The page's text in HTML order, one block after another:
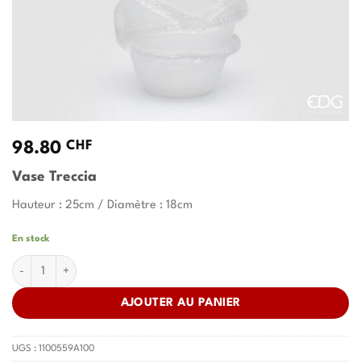
98.80 CHF
Vase Treccia
Hauteur : 25cm / Diamètre : 18cm
En stock
quantité de Vase Treccia
AJOUTER AU PANIER
UGS : 1100559A100